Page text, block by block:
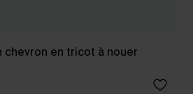
chevron en tricot à nouer